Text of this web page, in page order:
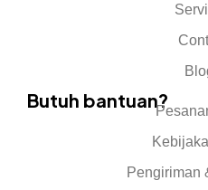
Butuh bantuan?
Pengiriman